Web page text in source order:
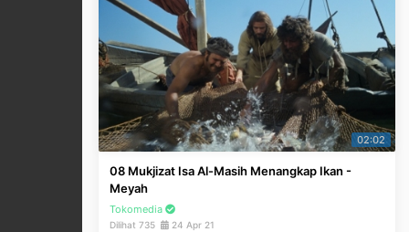
02:02
08 Mukjizat Isa Al-Masih Menangkap Ikan -
Meyah
Tokomedia
Dilihat 735 24 Apr 21